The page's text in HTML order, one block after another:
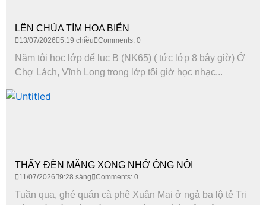
LÊN CHÙA TÌM HOA BIỂN
13/07/2026 5:19 chiều Comments: 0
Năm tôi học lớp để lục B (NK65) ( tức lớp 8 bây giờ) Ở
Chợ Lách, Vĩnh Long trong lớp tôi giờ học nhạc...
THẤY ĐÈN MĂNG XONG NHỚ ÔNG NỘI
11/07/2026 9:28 sáng Comments: 0
Tuần qua, ghé quán cà phê Xuân Mai ở ngả ba lộ tẻ Tri